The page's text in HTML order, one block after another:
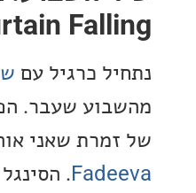
– Curtain
כרגיל עםשיר השבוע
שעבר. הפעם
שאני אוהב
. הסינגל החדש